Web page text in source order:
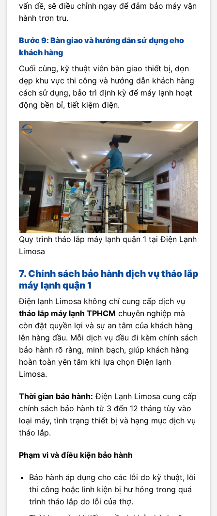
vấn đề, sẽ điều chỉnh ngay để đảm bảo máy vận
hành trơn tru.
Bước 9: Bàn giao và hướng dẫn sử dụng cho
khách hàng
Cuối cùng, kỹ thuật viên bàn giao thiết bị, dọn
dẹp khu vực thi công và hướng dẫn khách hàng
cách sử dụng, bảo trì định kỳ để máy lạnh hoạt
động bền bỉ, tiết kiệm điện.
Quy trình tháo lắp máy lạnh quận 1 tại Điện Lạnh
Limosa
7. Chính sách bảo hành dịch vụ tháo lắp
máy lạnh quận 1
Điện lạnh Limosa không chỉ cung cấp dịch vụ
tháo lắp máy lạnh TPHCM chuyên nghiệp mà
còn đặt quyền lợi và sự an tâm của khách hàng
lên hàng đầu. Mỗi dịch vụ đều đi kèm chính sách
bảo hành rõ ràng, minh bạch, giúp khách hàng
hoàn toàn yên tâm khi lựa chọn Điện lạnh
Limosa.
Thời gian bảo hành: Điện Lạnh Limosa cung cấp
chính sách bảo hành từ 3 đến 12 tháng tùy vào
loại máy, tình trạng thiết bị và hạng mục dịch vụ
tháo lắp.
Phạm vi và điều kiện bảo hành
Bảo hành áp dụng cho các lỗi do kỹ thuật, lỗi
thi công hoặc linh kiện bị hư hỏng trong quá
trình tháo lắp do lỗi của thợ.